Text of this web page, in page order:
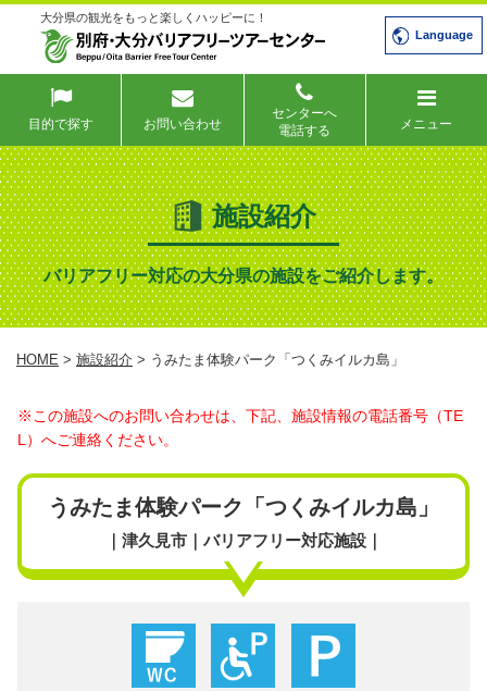
大分県の観光をもっと楽しくハッピーに！
Language
目的で探す お問い合わせ
センターへ
電話する
メニュー
施設紹介
バリアフリー対応の大分県の施設をご紹介します。
HOME > 施設紹介 > うみたま体験パーク「つくみイルカ島」
※この施設へのお問い合わせは、下記、施設情報の電話番号（TE
L）へご連絡ください。
うみたま体験パーク「つくみイルカ島」
｜津久見市｜バリアフリー対応施設｜